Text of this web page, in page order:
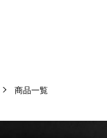
商品一覧